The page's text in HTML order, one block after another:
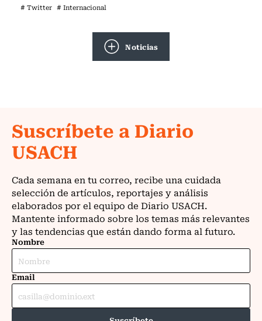
# Twitter # Internacional
Noticias